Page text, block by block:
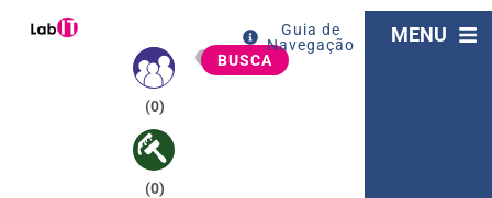
(0)
(0)
BUSCA
Guia de
Navegação
MENU